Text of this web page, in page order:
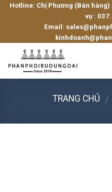
SkipHotline: Chị Phương (Bán hàng)
vụ :
Email:
TRANG CHỦ /